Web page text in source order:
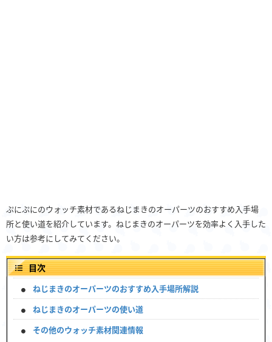
ぷにぷにのウォッチ素材であるねじまきのオーパーツのおすすめ入手場
所と使い道を紹介しています。ねじまきのオーパーツを効率よく入手した
い方は参考にしてみてください。
目次
ねじまきのオーパーツのおすすめ入手場所解説
ねじまきのオーパーツの使い道
その他のウォッチ素材関連情報